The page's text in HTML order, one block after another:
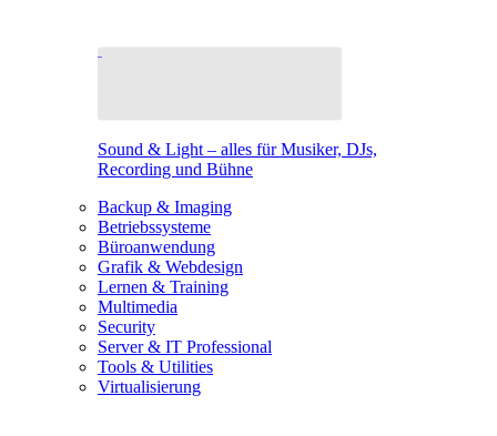
Sound & Light – alles für Musiker, DJs,
Recording und Bühne
Backup & Imaging
Betriebssysteme
Büroanwendung
Grafik & Webdesign
Lernen & Training
Multimedia
Security
Server & IT Professional
Tools & Utilities
Virtualisierung